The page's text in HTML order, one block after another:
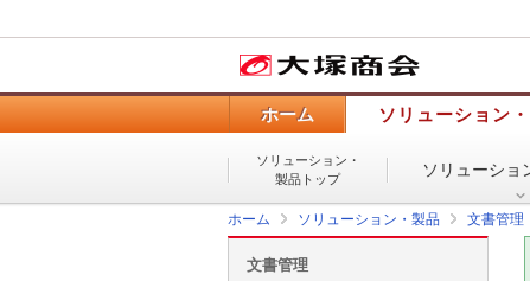
ホーム ソリューション
ソリューション・
製品トップ
ソリューショ
ホーム ソリューション・製品 文書管理
文書管理